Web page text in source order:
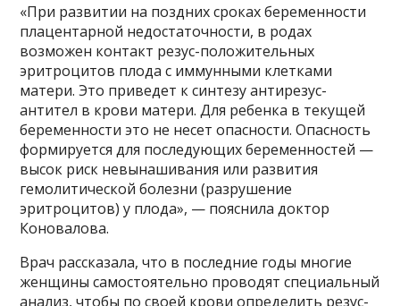
«При развитии на поздних сроках беременности
плацентарной недостаточности, в родах
возможен контакт резус-положительных
эритроцитов плода с иммунными клетками
матери. Это приведет к синтезу антирезус-
антител в крови матери. Для ребенка в текущей
беременности это не несет опасности. Опасность
формируется для последующих беременностей —
высок риск невынашивания или развития
гемолитической болезни (разрушение
эритроцитов) у плода», — пояснила доктор
Коновалова.
Врач рассказала, что в последние годы многие
женщины самостоятельно проводят специальный
анализ, чтобы по своей крови определить резус-